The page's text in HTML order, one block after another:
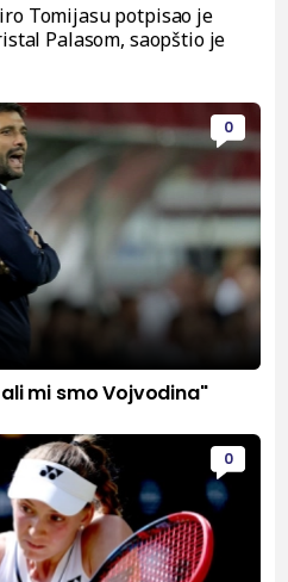
Tomijasu potpisao je
Palasom, saopštio je
0
mi smo Vojvodina"
0